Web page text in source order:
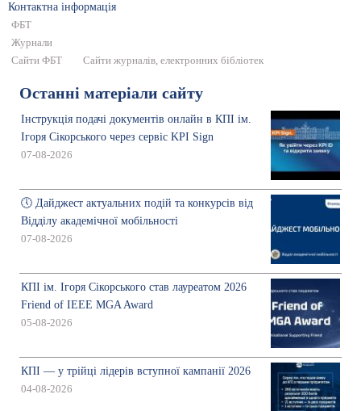
Контактна інформація
ФБТ
Журнали
Сайти ФБТ
Сайти журналів, електронних бібліотек
Останні матеріали сайту
Інструкція подачі документів онлайн в КПІ ім.
Ігоря Сікорського через сервіс KPI Sign
07-08-2026
🕔 Дайджест актуальних подій та конкурсів від
Відділу академічної мобільності
07-08-2026
КПІ ім. Ігоря Сікорського став лауреатом 2026
Friend of IEEE MGA Award
05-08-2026
КПІ — у трійці лідерів вступної кампанії 2026
04-08-2026